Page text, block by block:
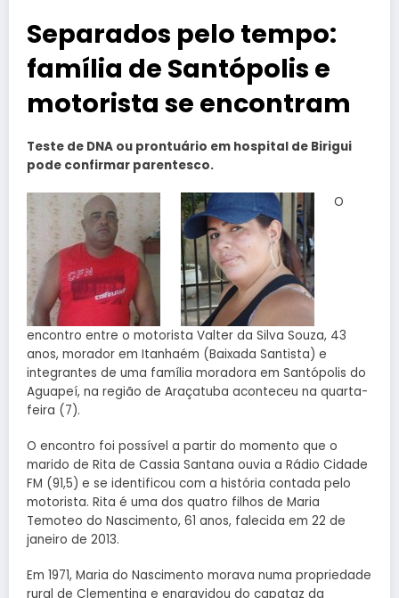
Separados pelo tempo:
família de Santópolis e
motorista se encontram
Teste de DNA ou prontuário em hospital de Birigui
pode confirmar parentesco.
O
encontro entre o motorista Valter da Silva Souza, 43
anos, morador em Itanhaém (Baixada Santista) e
integrantes de uma família moradora em Santópolis do
Aguapeí, na região de Araçatuba aconteceu na quarta-
feira (7).
O encontro foi possível a partir do momento que o
marido de Rita de Cassia Santana ouvia a Rádio Cidade
FM (91,5) e se identificou com a história contada pelo
motorista. Rita é uma dos quatro filhos de Maria
Temoteo do Nascimento, 61 anos, falecida em 22 de
janeiro de 2013.
Em 1971, Maria do Nascimento morava numa propriedade
rural de Clementina e engravidou do capataz da